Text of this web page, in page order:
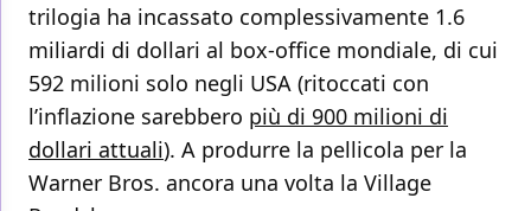
trilogia ha incassato complessivamente 1.6
miliardi di dollari al box-office mondiale, di cui
592 milioni solo negli USA (ritoccati con
l’inflazione sarebbero più di 900 milioni di
dollari attuali). A produrre la pellicola per la
Warner Bros. ancora una volta la Village